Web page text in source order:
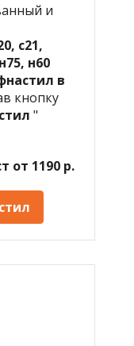
и
с21,
н60
в
кнопку
"
от 1190 р.